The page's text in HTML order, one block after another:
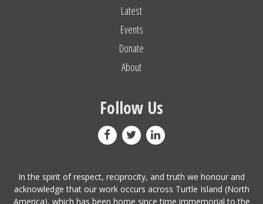
Latest
Events
Donate
About
Follow Us
In the spirit of respect, reciprocity, and truth we honour and
acknowledge that our work occurs across Turtle Island (North
America), which has been home since time immemorial to the